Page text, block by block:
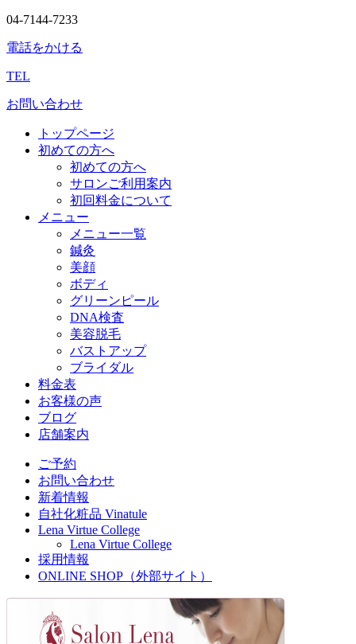
04-7144-7233
電話をかける
TEL
お問い合わせ
トップページ
初めての方へ
初めての方へ
サロンご利用案内
初回料金について
メニュー
メニュー一覧
鍼灸
美顔
ボディ
グリーンピール
DNA検査
美容脱毛
バストアップ
ブライダル
料金表
お客様の声
ブログ
店舗案内
ご予約
お問い合わせ
新着情報
自社化粧品 Vinatule
Lena Virtue College
Lena Virtue College
採用情報
ONLINE SHOP（外部サイト）